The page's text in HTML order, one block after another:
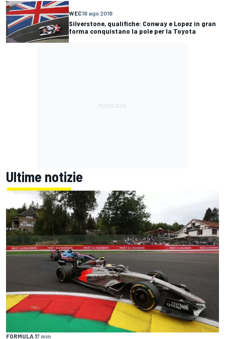
WEC18 ago 2018
Silverstone, qualifiche: Conway e Lopez in gran
forma conquistano la pole per la Toyota
Ultime notizie
FORMULA 17 min